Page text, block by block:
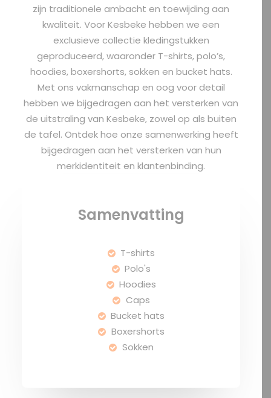
zijn traditionele ambacht en toewijding aan
kwaliteit. Voor Kesbeke hebben we een
exclusieve collectie kledingstukken
geproduceerd, waaronder T-shirts,polo’s,
hoodies,boxershorts, sokken en bucket hats.
Met ons vakmanschap en oog voor detail
hebben we bijgedragen aan het versterken van
de uitstraling van Kesbeke, zowel op als buiten
de tafel. Ontdek hoe onze samenwerking heeft
bijgedragen aan het versterken van hun
merkidentiteit en klantenbinding.
Samenvatting
T-shirts
Polo's
Hoodies
Caps
Bucket hats
Boxershorts
Sokken